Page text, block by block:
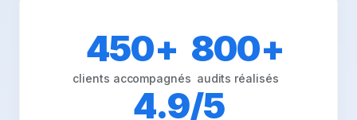
450+
clients accompagnés
800+
audits réalisés
4.9/5